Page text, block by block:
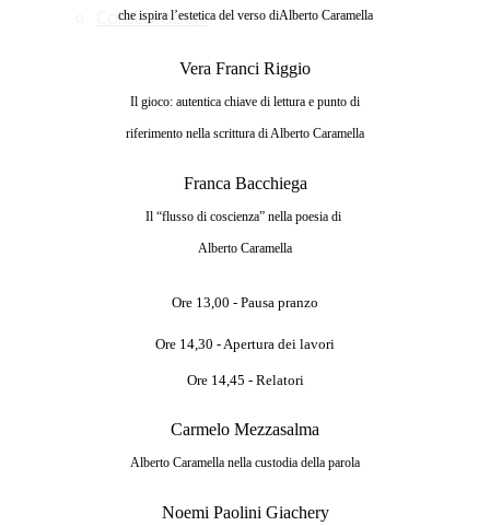
Collaborazioni
che ispira l’estetica del verso diAlberto Caramella
Vera Franci Riggio
Il gioco: autentica chiave di lettura e punto di
riferimento nella scrittura di Alberto Caramella
Franca Bacchiega
Il “flusso di coscienza” nella poesia di
Alberto Caramella
Ore 13,00 - Pausa pranzo
Ore 14,30 - Apertura dei lavori
Ore 14,45 - Relatori
Carmelo Mezzasalma
Alberto Caramella nella custodia della parola
Noemi Paolini Giachery